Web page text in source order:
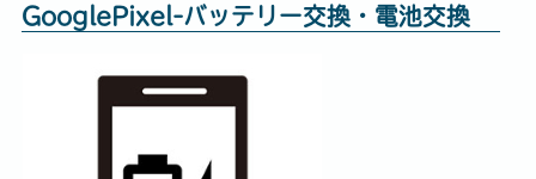
GooglePixel-バッテリー交換・電池交換